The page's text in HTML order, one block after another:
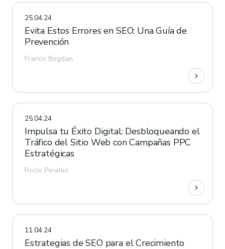
25.04.24
Evita Estos Errores en SEO: Una Guía de
Prevención
Franco Bogdan
25.04.24
Impulsa tu Éxito Digital: Desbloqueando el
Tráfico del Sitio Web con Campañas PPC
Estratégicas
Rocío Perales
11.04.24
Estrategias de SEO para el Crecimiento